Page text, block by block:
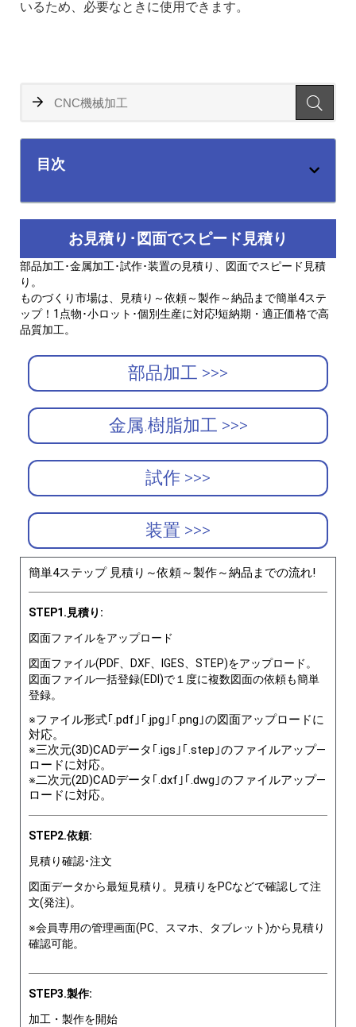
いるため、必要なときに使用できます。
目次
お見積り･図面でスピード見積り
部品加工･金属加工･試作･装置の見積り、図面でスピード見積
り。
ものづくり市場は、見積り～依頼～製作～納品まで簡単4ステ
ップ！1点物･小ロット･個別生産に対応!短納期・適正価格で高
品質加工。
部品加工 >>>
金属.樹脂加工 >>>
試作 >>>
装置 >>>
簡単4ステップ 見積り～依頼～製作～納品までの流れ!
STEP1.見積り:
図面ファイルをアップロード
図面ファイル(PDF、DXF、IGES、STEP)をアップロード。
図面ファイル一括登録(EDI)で１度に複数図面の依頼も簡単
登録。
※ファイル形式｢.pdf｣｢.jpg｣｢.png｣の図面アップロードに
対応。
※三次元(3D)CADデータ｢.igs｣｢.step｣のファイルアップ―
ロードに対応。
※二次元(2D)CADデータ｢.dxf｣｢.dwg｣のファイルアップ―
ロードに対応。
STEP2.依頼:
見積り確認･注文
図面データから最短見積り。見積りをPCなどで確認して注
文(発注)。
※会員専用の管理画面(PC、スマホ、タブレット)から見積り
確認可能。
STEP3.製作:
加工・製作を開始